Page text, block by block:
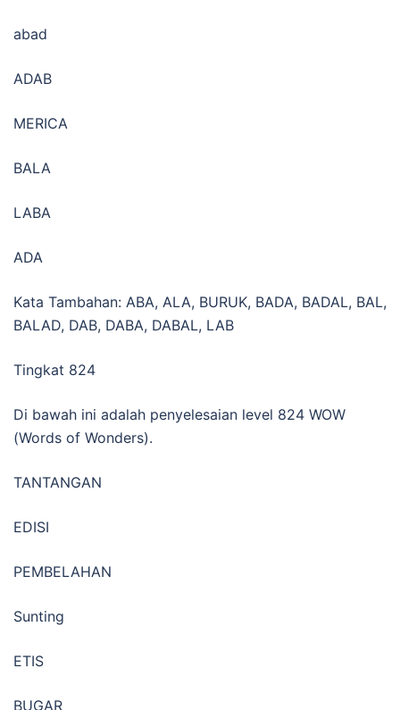
abad
ADAB
MERICA
BALA
LABA
ADA
Kata Tambahan: ABA, ALA, BURUK, BADA, BADAL, BAL,
BALAD, DAB, DABA, DABAL, LAB
Tingkat 824
Di bawah ini adalah penyelesaian level 824 WOW
(Words of Wonders).
TANTANGAN
EDISI
PEMBELAHAN
Sunting
ETIS
BUGAR